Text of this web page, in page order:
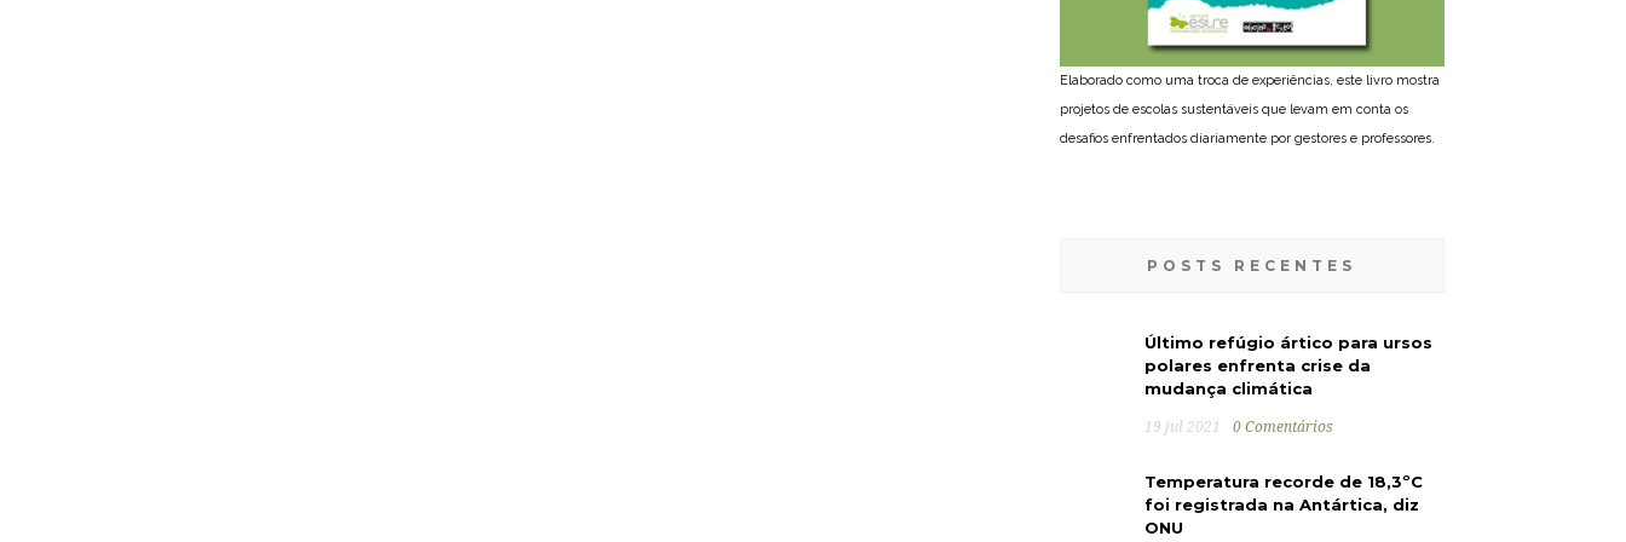
Elaborado como uma troca de experiências, este livro mostra
projetos de escolas sustentáveis que levam em conta os
desafios enfrentados diariamente por gestores e professores.
POSTS RECENTES
Último refúgio ártico para ursos
polares enfrenta crise da
mudança climática
19 jul 2021 0 Comentários
Temperatura recorde de 18,3ºC
foi registrada na Antártica, diz
ONU